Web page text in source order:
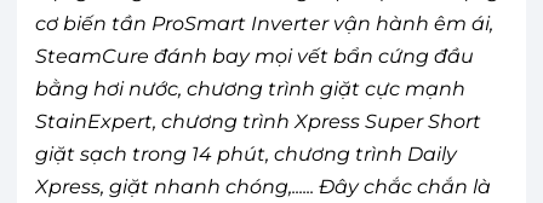
cơ biến tần ProSmart Inverter vận hành êm ái,
SteamCure đánh bay mọi vết bẩn cứng đầu
bằng hơi nước, chương trình giặt cực mạnh
StainExpert, chương trình Xpress Super Short
giặt sạch trong 14 phút, chương trình Daily
Xpress, giặt nhanh chóng,...... Đây chắc chắn là